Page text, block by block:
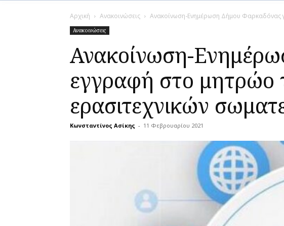
Αρχική Ανακοινώσεις Ανακοίνωση-Ενημέρωση Δήμου Φαρκαδόνας
Ανακοινώσεις
Ανακοίνωση-
εγγραφή στο μητρώο
ερασιτεχνικών
Κωνσταντίνος Ασίκης - 11 Φεβρουαρίου 2021